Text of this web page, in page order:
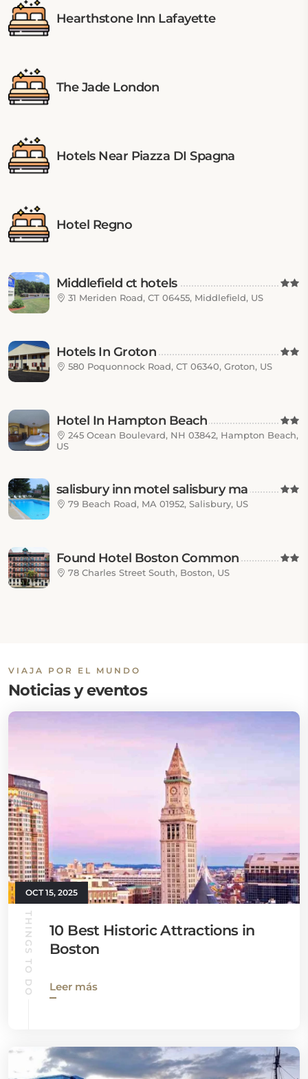
Hearthstone Inn Lafayette
The Jade London
Hotels Near Piazza DI Spagna
Hotel Regno
Middlefield ct hotels
31 Meriden Road, CT 06455, Middlefield, US
Hotels In Groton
580 Poquonnock Road, CT 06340, Groton, US
Hotel In Hampton Beach
245 Ocean Boulevard, NH 03842, Hampton Beach,
US
salisbury inn motel salisbury ma
79 Beach Road, MA 01952, Salisbury, US
Found Hotel Boston Common
78 Charles Street South, Boston, US
VIAJA POR EL MUNDO
Noticias y eventos
OCT 15, 2025
THINGS TO DO
10 Best Historic Attractions in
Boston
Leer más